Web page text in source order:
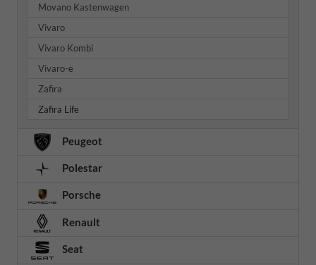
Movano Kastenwagen
Vivaro
Vivaro Kombi
Vivaro-e
Zafira
Zafira Life
Peugeot
Polestar
Porsche
Renault
Seat